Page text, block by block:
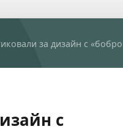
за дизайн с
с